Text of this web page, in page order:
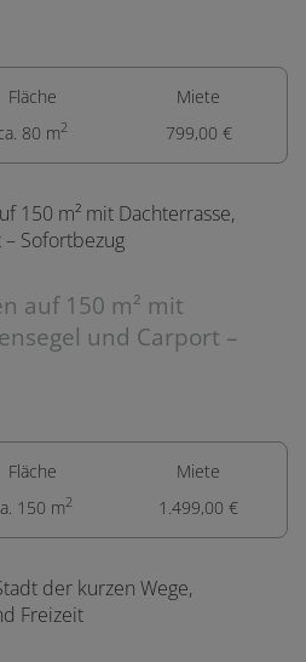
Fläche
80 m2
Miete
799,00 €
auf 150 m² mit
und Carport –
Fläche
150 m2
Miete
1.499,00 €